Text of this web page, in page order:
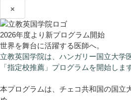
×
2026年度より新プログラム開始
世界を舞台に活躍する医師へ。
立教英国学院は、ハンガリー国立大学
「指定校推薦」プログラムを開始しま
本プログラムは、チェコ共和国の国立